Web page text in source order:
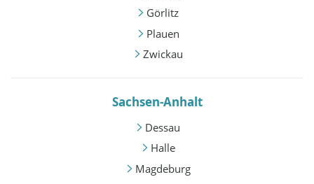
Görlitz
Plauen
Zwickau
Sachsen-Anhalt
Dessau
Halle
Magdeburg